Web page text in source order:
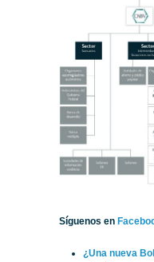
Síguenos en
¿Una nueva